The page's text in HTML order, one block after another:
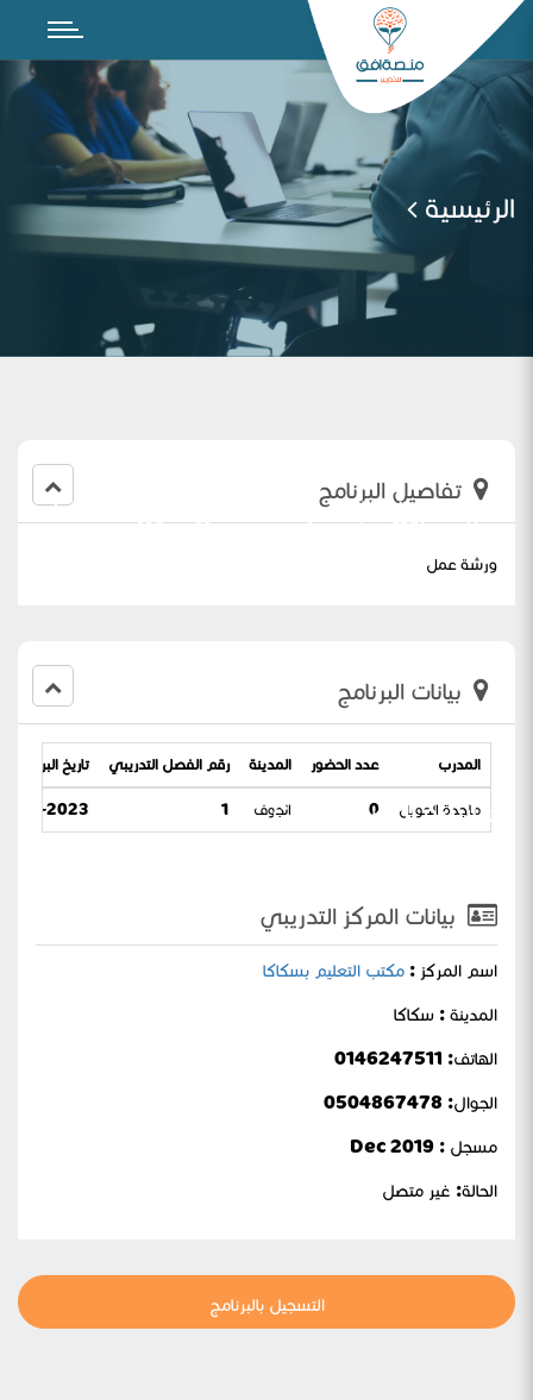
الرئيسية
نتائج تطبيق الإصدار الثالث من دليل الخطط
الدراسية الإصدار الثالث
تفاصيل البرنامج
ورشة عمل
بيانات البرنامج
المدرب عدد الحضور المدينة رقم الفصل التدريبي تاريخ البرنامج
ماجدة الحويل 0 الجوف 1
12-2023 / 19-05-1445
بيانات المركز التدريبي
اسم المركز : مكتب التعليم بسكاكا
المدينة : سكاكا
الهاتف: 0146247511
الجوال:
مسجل : Dec 2019
الحالة: غير متصل
التسجيل بالبرنامج